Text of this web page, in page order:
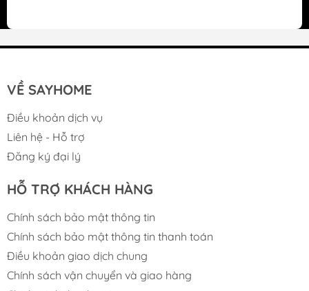
VỀ SAYHOME
Điều khoản dịch vụ
Liên hệ - Hỗ trợ
Đăng ký đại lý
HỖ TRỢ KHÁCH HÀNG
Chính sách bảo mật thông tin
Chính sách bảo mật thông tin thanh toán
Điều khoản giao dịch chung
Chính sách vận chuyển và giao hàng